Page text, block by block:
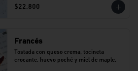
$22.800
Francés
Tostada con queso crema, tocineta
crocante, huevo poché y miel de maple.